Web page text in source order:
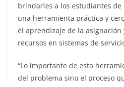
brindarles a los estudiantes
una herramienta práctica y
el aprendizaje de la
recursos en sistemas de
“Lo importante de esta
del problema sino el proceso